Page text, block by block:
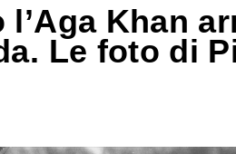
l’Aga Khan
Le foto di